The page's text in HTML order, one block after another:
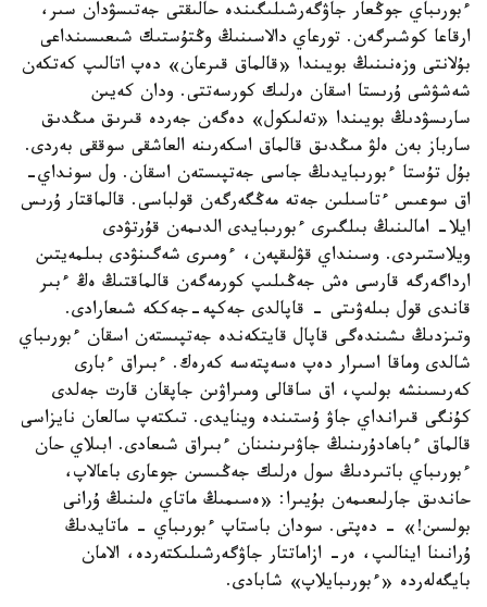
ءبورىباي جوڭعار جاۋگەرشىلىگىندە حالىقتى جەتىسۋدان سىر،
ارقاعا كوشىرگەن. تورعاي دالاسىنىڭ وڭتۇستىك شىعىسىنداعى
بۇلانتى وزەنىنىڭ بويىندا «قالماق قىرعان» دەپ اتالىپ كەتكەن
شەشۋشى ۇرىستا اسقان ەرلىك كورسەتتى. ودان كەيىن
سارىسۋدىڭ بويىندا «تەلىكول» دەگەن جەردە قىرىق مىڭدىق
سارباز بەن ەلۋ مىڭدىق قالماق اسكەرىنە العاشقى سوققى بەردى.
بۇل تۇستا ءبورىبايدىڭ جاسى جەتپىستەن اسقان. ول سونداي-
اق سوعىس ءتاسىلىن جەتە مەڭگەرگەن قولباسى. قالماقتار ۇرىس
ايلا- امالىنىڭ بىلگىرى ءبورىبايدى الدىمەن قۇرتۋدى
ويلاستىردى. وسىنداي قۋلىقپەن، ءومىرى شەگىنۋدى بىلمەيتىن
ارداگەرگە قارسى ەش جەڭىلىپ كورمەگەن قالماقتىڭ ەڭ ءبىر
قاندى قول بىلەۋىتى - قاپالدى جەكپە-جەككە شىعارادى.
وتىزدىڭ ىشىندەگى قاپال قايتكەندە جەتپىستەن اسقان ءبورىباي
شالدى وماقا اسىرار دەپ ەسەپتەسە كەرەك. ءبىراق ءبارى
كەرىسىنشە بولىپ، اق ساقالى ومىراۋىن جاپقان قارت جەلدى
كۇنگى قىرانداي جاۋ ۇستىندە وينايدى. تىكتەپ سالعان نايزاسى
قالماق ءباھادۇرىنىڭ جاۋىرىنىنان ءبىراق شىعادى. ابىلاي حان
ءبورىباي باتىردىڭ سول ەرلىك جەڭىسىن جوعارى باعالاپ،
حاندىق جارلىعىمەن بۇيىرا: «ەسىمىڭ ماتاي ەلىنىڭ ۇرانى
بولسىن!» - دەپتى. سودان باستاپ ءبورىباي - ماتايدىڭ
ۇرانىنا اينالىپ، ەر- ازاماتتار جاۋگەرشىلىكتەردە، الامان
بايگەلەردە «ءبورىبايلاپ» شابادى.